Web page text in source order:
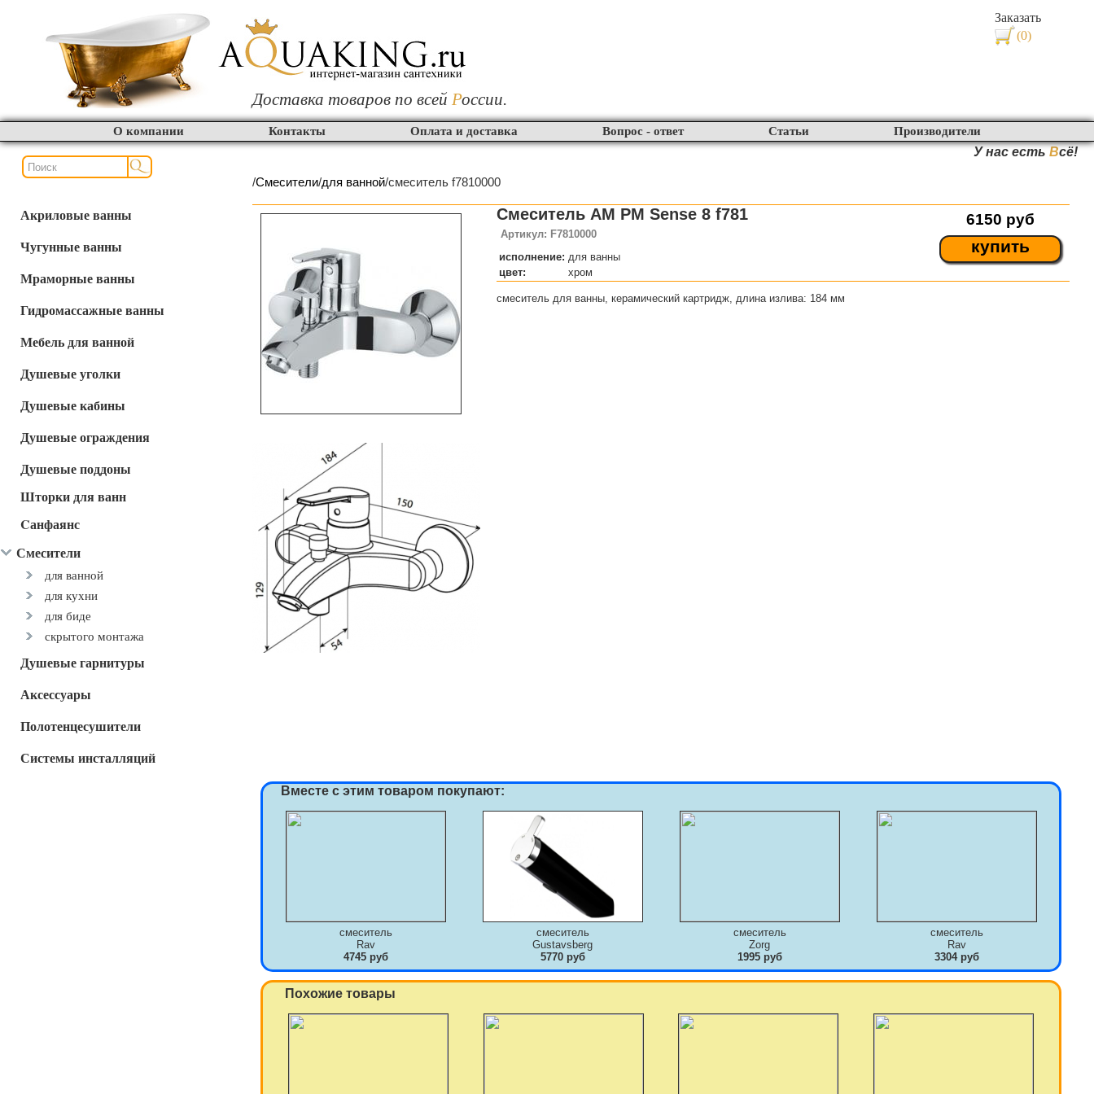
Заказать
(0)
Доставка товаров по всей России.
О компании Контакты Оплата и доставка Вопрос - ответ Статьи Производители
У нас есть Всё!
Акриловые ванны
Чугунные ванны
Мраморные ванны
Гидромассажные ванны
Мебель для ванной
Душевые уголки
Душевые кабины
Душевые ограждения
Душевые поддоны
Шторки для ванн
Cанфаянс
Смесители
для ванной
для кухни
для биде
скрытого монтажа
Душевые гарнитуры
Аксессуары
Полотенцесушители
Системы инсталляций
/Смесители/для ванной/смеситель f7810000
6150 руб
купить
Смеситель AM PM Sense 8 f781
Артикул: F7810000
исполнение: для ванны
цвет:
хром
смеситель для ванны, керамический картридж, длина излива: 184 мм
Вместе с этим товаром покупают:
смеситель
Rav
4745 руб
смеситель
Gustavsberg
5770 руб
смеситель
Zorg
1995 руб
смеситель
Rav
3304 руб
Похожие товары